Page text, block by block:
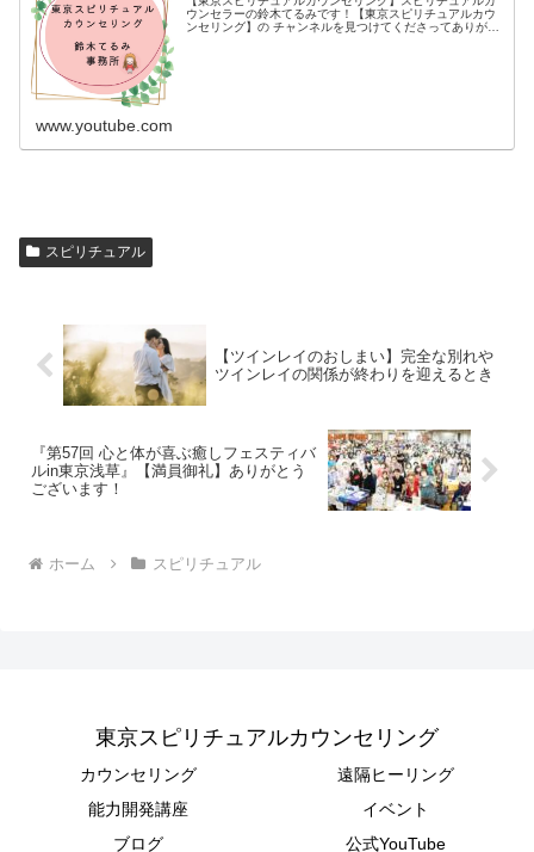
ウンセラーの鈴木てるみです！【東京スピリチュアルカウ
ンセリング】の チャンネルを見つけてくださってありがと
www.youtube.com
スピリチュアル
【ツインレイのおしまい】完全な別れや
ツインレイの関係が終わりを迎えるとき
『第57回 心と体が喜ぶ癒しフェスティバ
ルin東京浅草』【満員御礼】ありがとう
ございます！
ホーム スピリチュアル
東京スピリチュアルカウンセリング
カウンセリング
遠隔ヒーリング
能力開発講座
イベント
ブログ
公式YouTube